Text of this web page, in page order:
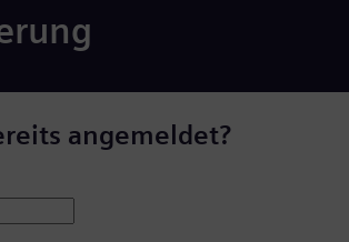
angemeldet?
Passwort